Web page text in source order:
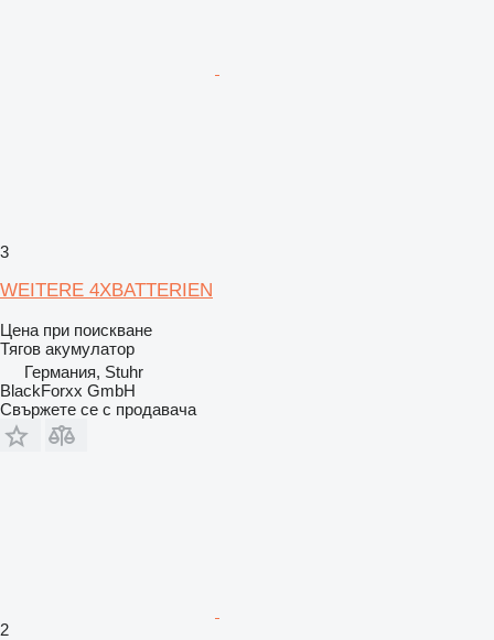
3
WEITERE 4XBATTERIEN
Цена при поискване
Тягов акумулатор
Германия, Stuhr
BlackForxx GmbH
Свържете се с продавача
2